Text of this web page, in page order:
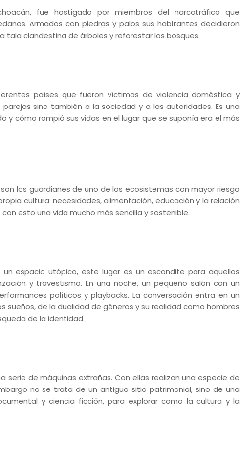
fue hostigado por miembros del narcotráfico que
Armados con piedras y palos sus habitantes decidieron
tala clandestina de árboles y reforestar los bosques.
países que fueron víctimas de violencia doméstica y
sino también a la sociedad y a las autoridades. Es una
y cómo rompió sus vidas en el lugar que se suponía era el más
los guardianes de uno de los ecosistemas con mayor riesgo
cultura: necesidades, alimentación, educación y la relación
esto una vida mucho más sencilla y sostenible.
un espacio utópico, este lugar es un escondite para aquellos
y travestismo. En una noche, un pequeño salón con un
políticos y playbacks. La conversación entra en un
de la dualidad de géneros y su realidad como hombres
de la identidad.
serie de máquinas extrañas. Con ellas realizan una especie de
no se trata de un antiguo sitio patrimonial, sino de una
y ciencia ficción, para explorar como la cultura y la